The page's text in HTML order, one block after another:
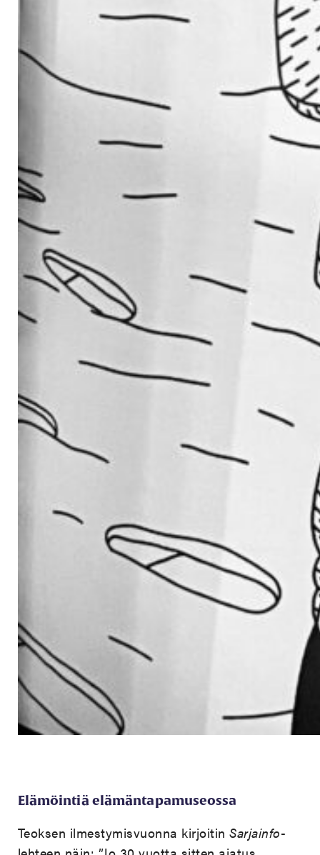
Elämöintiä elämäntapamuseossa
Teoksen ilmestymisvuonna kirjoitinSarjainfo-